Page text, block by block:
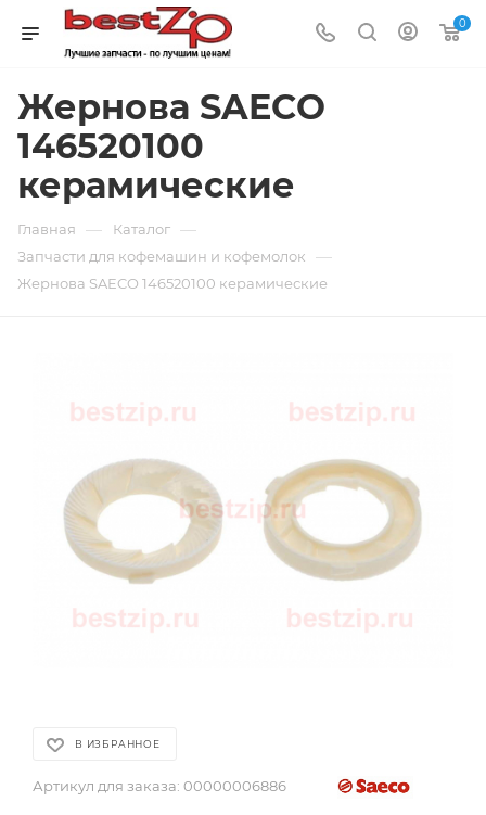
0
Жернова SAECO
146520100
керамические
Главная — Каталог —
Запчасти для кофемашин и кофемолок —
Жернова SAECO 146520100 керамические
В ИЗБРАННОЕ
Артикул для заказа: 00000006886